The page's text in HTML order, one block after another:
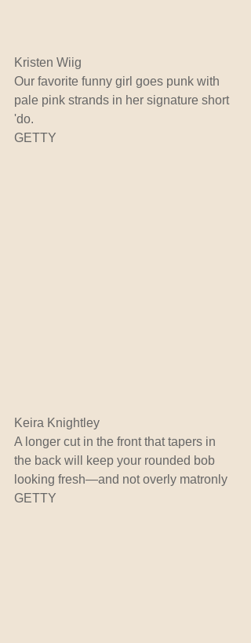
Kristen Wiig
Our favorite funny girl goes punk with
pale pink strands in her signature short
'do.
GETTY
Keira Knightley
A longer cut in the front that tapers in
the back will keep your rounded bob
looking fresh—and not overly matronly
GETTY